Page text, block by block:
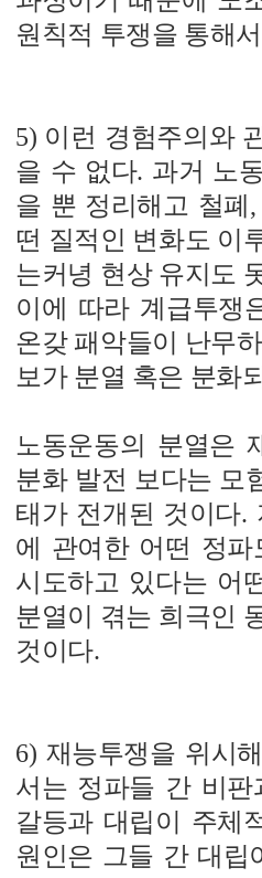
원칙적 투쟁을 통해
5) 이런 경험주의와
을 수 없다. 과거 노
을 뿐 정리해고 철폐
떤 질적인 변화도 이
는커녕 현상 유지도
이에 따라 계급투쟁
온갖 패악들이 난무
보가 분열 혹은 분화
노동운동의 분열은
분화 발전 보다는 모
태가 전개된 것이다.
에 관여한 어떤 정
시도하고 있다는 어
분열이 겪는 희극인
것이다.
6) 재능투쟁을 위시
서는 정파들 간 비
갈등과 대립이 주체
원인은 그들 간 대립